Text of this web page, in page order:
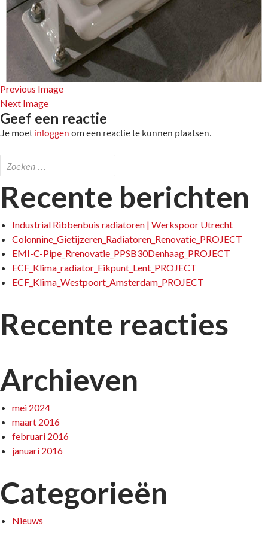
Previous Image
Next Image
Geef een reactie
Je moet inloggen om een reactie te kunnen plaatsen.
Zoeken
naar:
Recente berichten
Industrial Ribbenbuis radiatoren | Werkspoor Utrecht
Colonnine_Gietijzeren_Radiatoren_Renovatie_PROJECT
EMI-C-Pipe_Rrenovatie_PPSB30Denhaag_PROJECT
ECF_Klima_radiator_Eikpunt_Lent_PROJECT
ECF_Klima_Westpoort_Amsterdam_PROJECT
Recente reacties
Archieven
mei 2024
maart 2016
februari 2016
januari 2016
Categorieën
Nieuws